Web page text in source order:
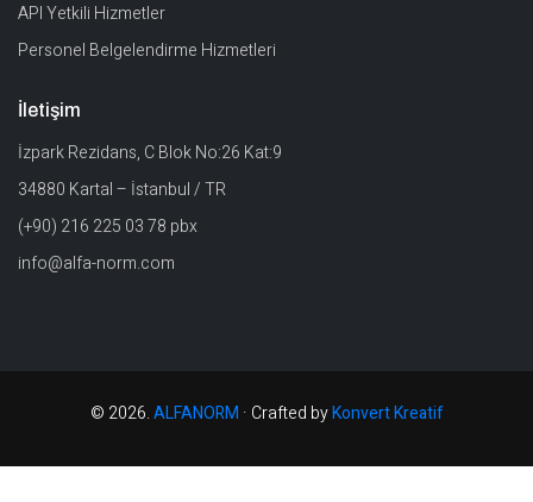
API Yetkili Hizmetler
Personel Belgelendirme Hizmetleri
İletişim
İzpark Rezidans, C Blok No:26 Kat:9
34880 Kartal – İstanbul / TR
(+90) 216 225 03 78 pbx
info@alfa-norm.com
© 2026.ALFANORM · Crafted byKonvert Kreatif